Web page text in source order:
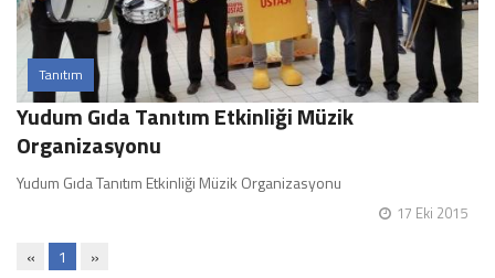
Tanıtım
Yudum Gıda Tanıtım Etkinliği Müzik
Organizasyonu
Yudum Gıda Tanıtım Etkinliği Müzik Organizasyonu
17 Eki 2015
« 1 »